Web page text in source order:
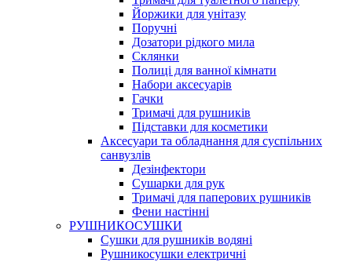
Йоржики для унітазу
Поручні
Дозатори рідкого мила
Склянки
Полиці для ванної кімнати
Набори аксесуарів
Гачки
Тримачі для рушників
Підставки для косметики
Аксесуари та обладнання для суспільних
санвузлів
Дезінфектори
Сушарки для рук
Тримачі для паперових рушників
Фени настінні
РУШНИКОСУШКИ
Сушки для рушників водяні
Рушникосушки електричні